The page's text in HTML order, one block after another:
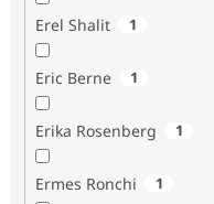
Erel Shalit 1
Eric Berne 1
Erika Rosenberg 1
Ermes Ronchi 1